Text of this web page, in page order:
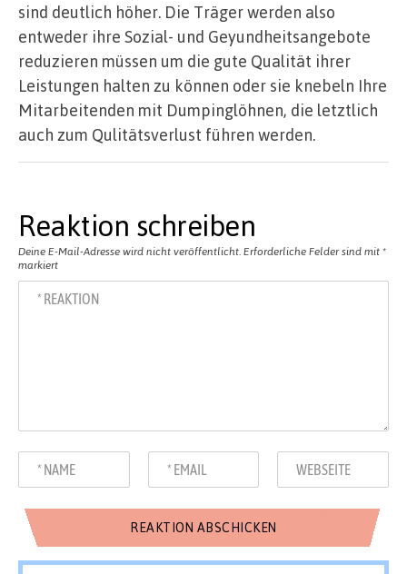
sind deutlich höher. Die Träger werden also
entweder ihre Sozial- und Geyundheitsangebote
reduzieren müssen um die gute Qualität ihrer
Leistungen halten zu können oder sie knebeln Ihre
Mitarbeitenden mit Dumpinglöhnen, die letztlich
auch zum Qulitätsverlust führen werden.
Reaktion schreiben
Deine E-Mail-Adresse wird nicht veröffentlicht. Erforderliche Felder sind mit *
markiert